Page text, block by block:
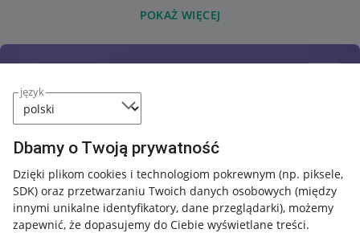
język
Dbamy o Twoją prywatność
Dzięki plikom cookies i technologiom pokrewnym (np. piksele,
SDK) oraz przetwarzaniu Twoich danych osobowych (między
innymi unikalne identyfikatory, dane przeglądarki), możemy
zapewnić, że dopasujemy do Ciebie wyświetlane treści.
POKAŻ WIĘCEJ